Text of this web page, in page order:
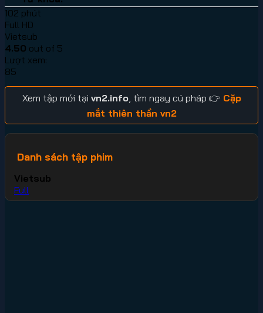
102 phút
Full HD
Vietsub
4.50 out of 5
Lượt xem:
85
Xem tập mới tại vn2.info, tìm ngay cú pháp 👉 Cặp
mắt thiên thần vn2
Danh sách tập phim
Vietsub
Full